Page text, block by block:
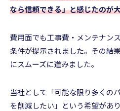
なら信頼できる」と感じたのが
費用面でも工事費・メンテナン
条件が提示されました。その結
にスムーズに進みました。
当社として「可能な限り多くの
を削減したい」という希望があ